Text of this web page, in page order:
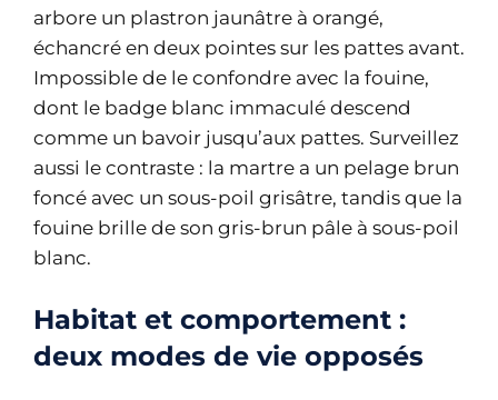
arbore un plastron jaunâtre à orangé,
échancré en deux pointes sur les pattes avant.
Impossible de le confondre avec la fouine,
dont le badge blanc immaculé descend
comme un bavoir jusqu’aux pattes. Surveillez
aussi le contraste : la martre a un pelage brun
foncé avec un sous-poil grisâtre, tandis que la
fouine brille de son gris-brun pâle à sous-poil
blanc.
Habitat et comportement :
deux modes de vie opposés